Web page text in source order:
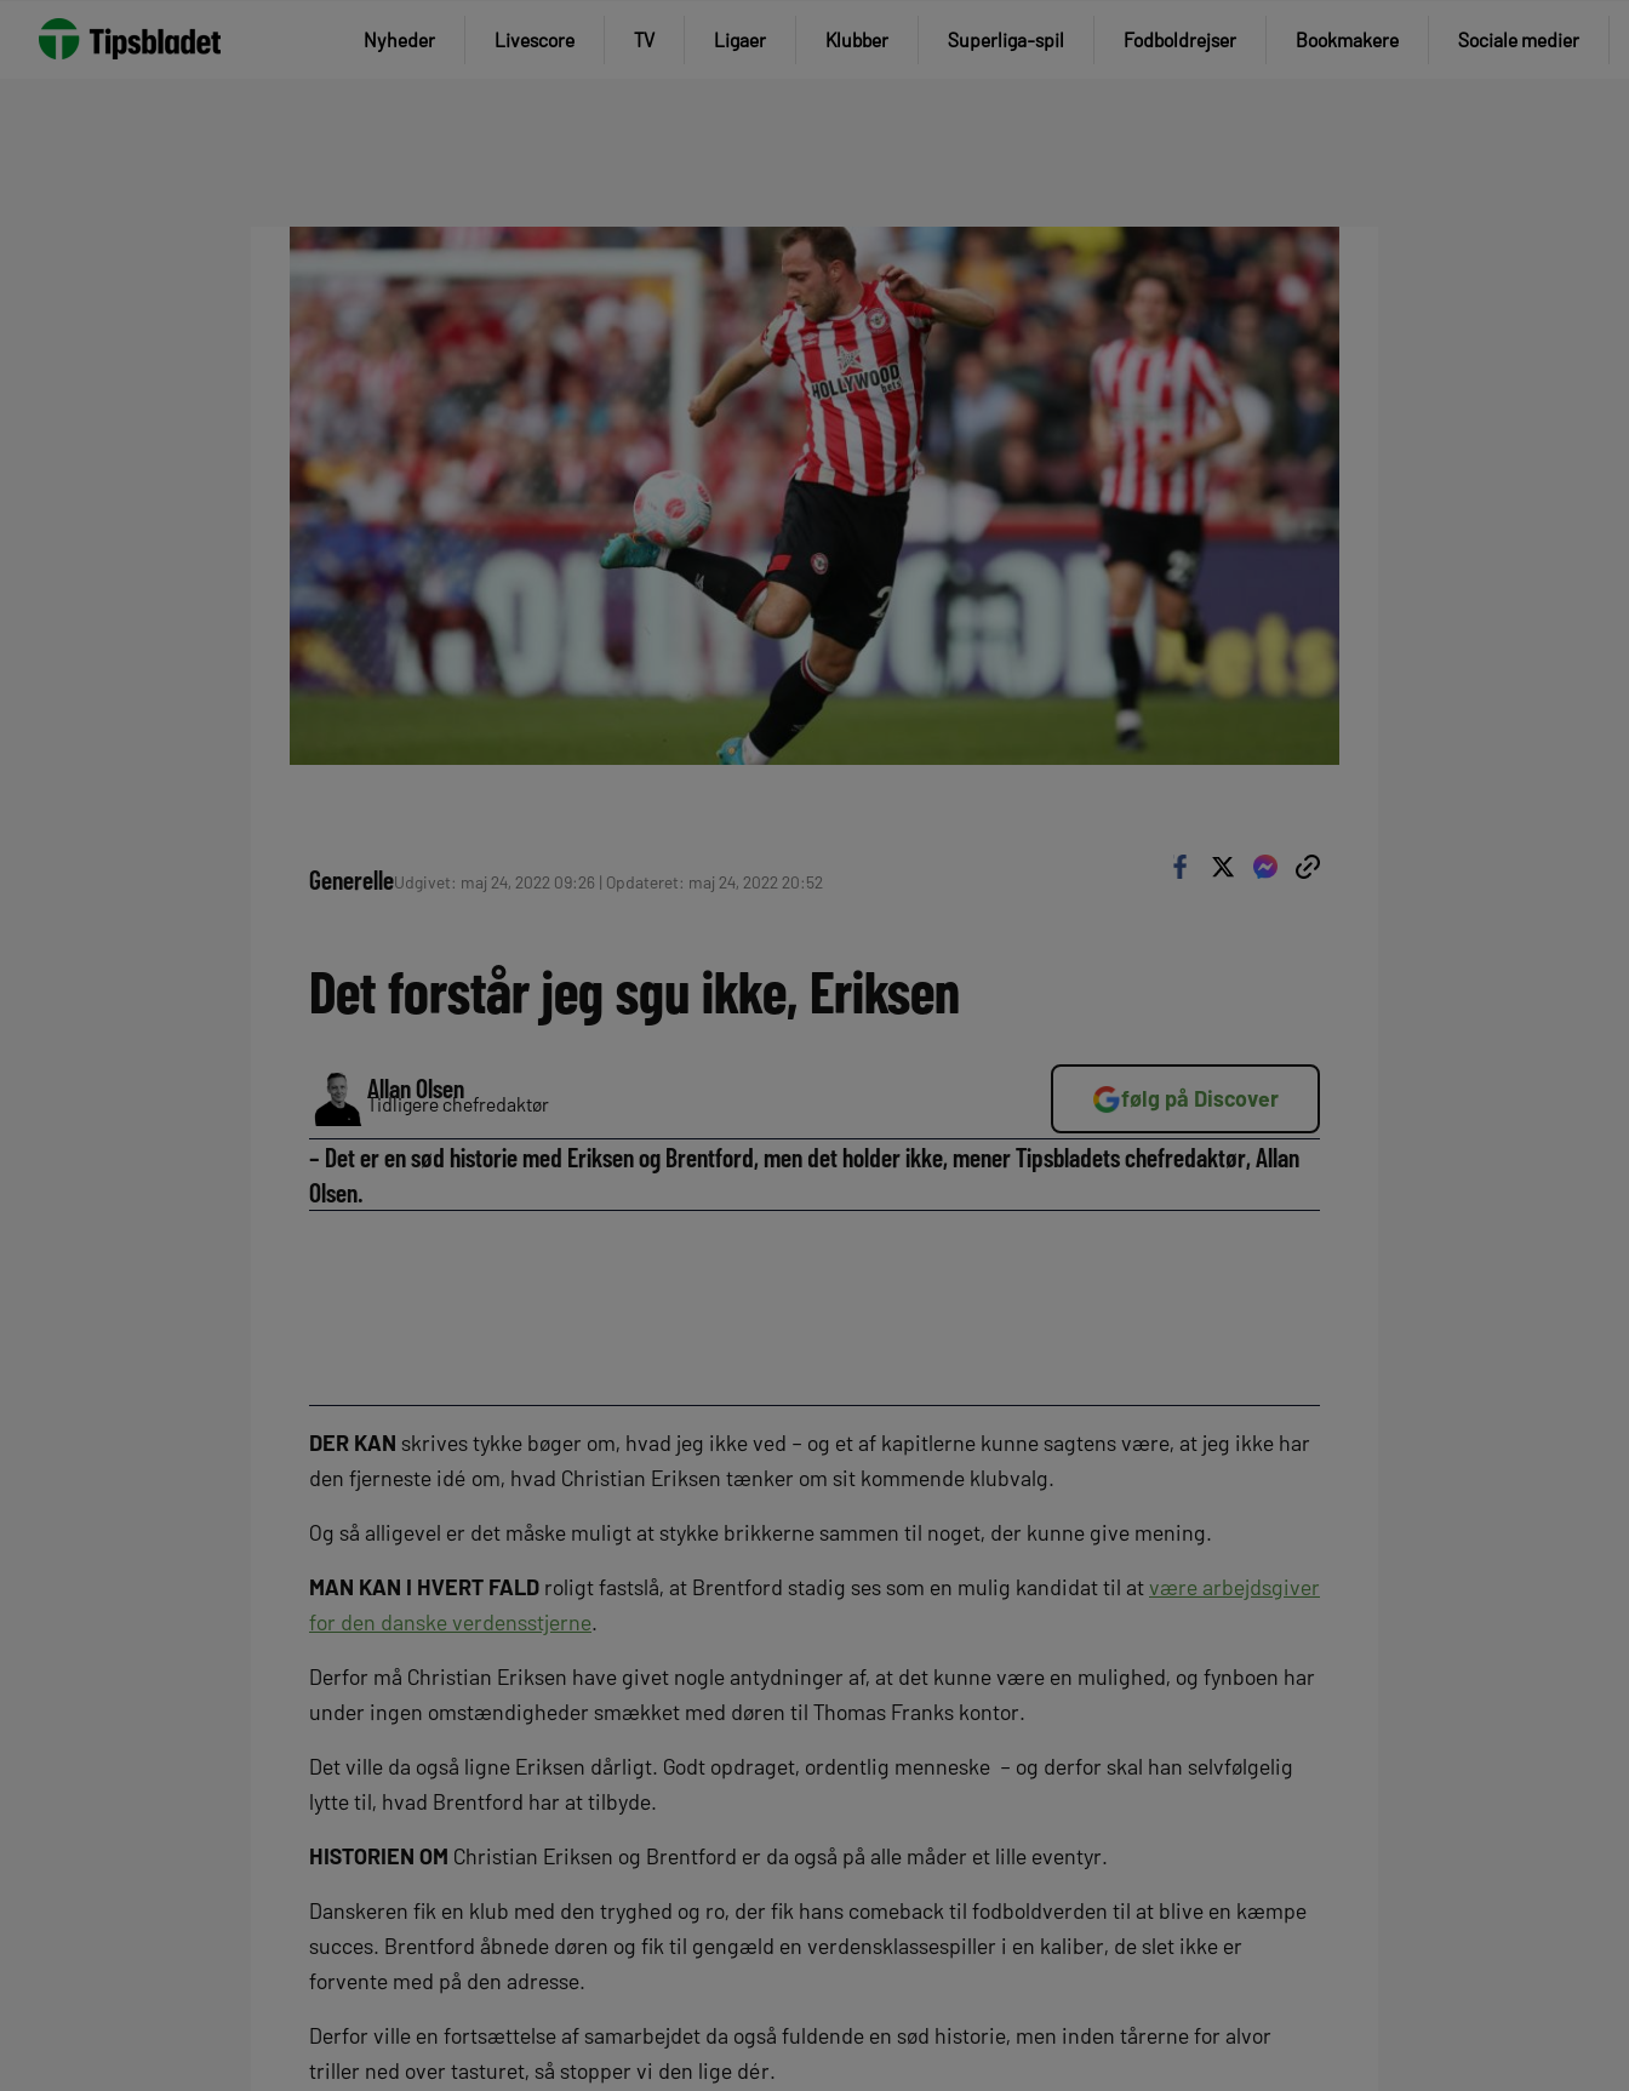
Nyheder Livescore TV Ligaer Klubber Superliga-spil Fodboldrejser Bookmakere Sociale medier
GenerelleUdgivet: maj 24, 2022 09:26 | Opdateret: maj 24, 2022 20:52
Det forstår jeg sgu ikke, Eriksen
Allan Olsen
Tidligere chefredaktør følg på Discover
– Det er en sød historie med Eriksen og Brentford, men det holder ikke, mener Tipsbladets chefredaktør, Allan
Olsen.
DER KAN skrives tykke bøger om, hvad jeg ikke ved – og et af kapitlerne kunne sagtens være, at jeg ikke har
den fjerneste idé om, hvad Christian Eriksen tænker om sit kommende klubvalg.
Og så alligevel er det måske muligt at stykke brikkerne sammen til noget, der kunne give mening.
MAN KAN I HVERT FALD roligt fastslå, at Brentford stadig ses som en mulig kandidat til atvære arbejdsgiver
for den danske verdensstjerne.
Derfor må Christian Eriksen have givet nogle antydninger af, at det kunne være en mulighed, og fynboen har
under ingen omstændigheder smækket med døren til Thomas Franks kontor.
Det ville da også ligne Eriksen dårligt. Godt opdraget, ordentlig menneske – og derfor skal han selvfølgelig
lytte til, hvad Brentford har at tilbyde.
HISTORIEN OM Christian Eriksen og Brentford er da også på alle måder et lille eventyr.
Danskeren fik en klub med den tryghed og ro, der fik hans comeback til fodboldverden til at blive en kæmpe
succes. Brentford åbnede døren og fik til gengæld en verdensklassespiller i en kaliber, de slet ikke er
forvente med på den adresse.
Derfor ville en fortsættelse af samarbejdet da også fuldende en sød historie, men inden tårerne for alvor
triller ned over tasturet, så stopper vi den lige dér.